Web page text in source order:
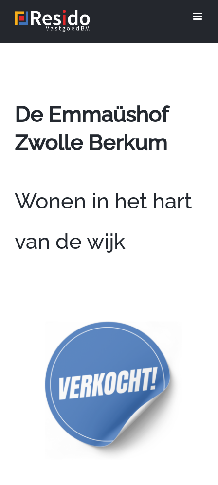
De Emmaüshof
Zwolle Berkum
Wonen in het hart
van de wijk